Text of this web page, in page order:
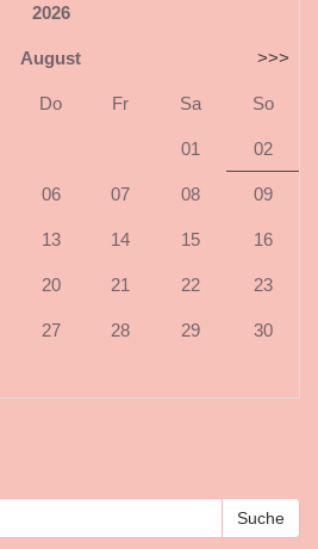
2026
August >>>
Do Fr Sa So
01 02
06 07 08 09
13 14 15 16
20 21 22 23
27 28 29 30